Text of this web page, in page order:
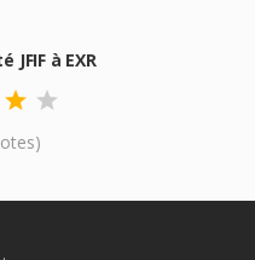
JFIF à EXR